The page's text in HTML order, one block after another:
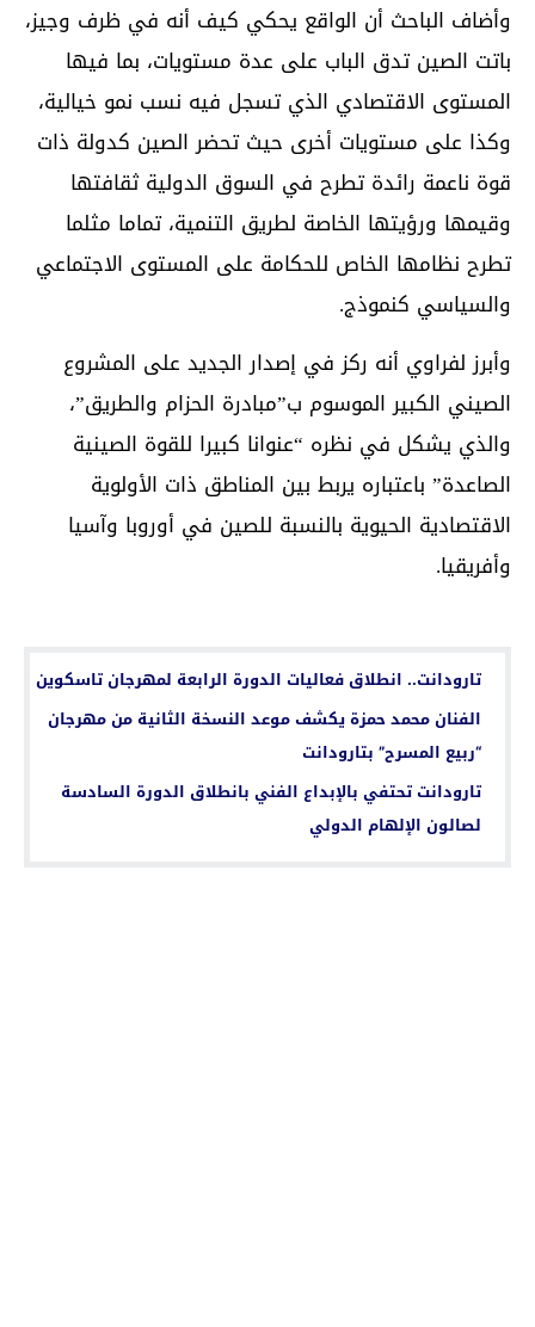
وأضاف الباحث أن الواقع يحكي كيف أنه في ظرف وجيز،
باتت الصين تدق الباب على عدة مستويات، بما فيها
المستوى الاقتصادي الذي تسجل فيه نسب نمو خيالية،
وكذا على مستويات أخرى حيث تحضر الصين كدولة ذات
قوة ناعمة رائدة تطرح في السوق الدولية ثقافتها
وقيمها ورؤيتها الخاصة لطريق التنمية، تماما مثلما
تطرح نظامها الخاص للحكامة على المستوى الاجتماعي
والسياسي كنموذج.
وأبرز لفراوي أنه ركز في إصدار الجديد على المشروع
الصيني الكبير الموسوم ب”مبادرة الحزام والطريق”،
والذي يشكل في نظره “عنوانا كبيرا للقوة الصينية
الصاعدة” باعتباره يربط بين المناطق ذات الأولوية
الاقتصادية الحيوية بالنسبة للصين في أوروبا وآسيا
وأفريقيا.
تارودانت.. انطلاق فعاليات الدورة الرابعة لمهرجان تاسكوين
الفنان محمد حمزة يكشف موعد النسخة الثانية من مهرجان
“ربيع المسرح” بتارودانت
تارودانت تحتفي بالإبداع الفني بانطلاق الدورة السادسة
لصالون الإلهام الدولي